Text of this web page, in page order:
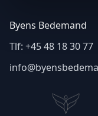
Byens Bedemand
Tlf: +45 48 18 30 77